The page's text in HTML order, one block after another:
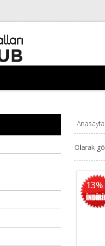
Anasayfa
Olarak
13%